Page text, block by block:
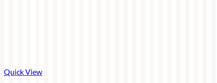
Quick View